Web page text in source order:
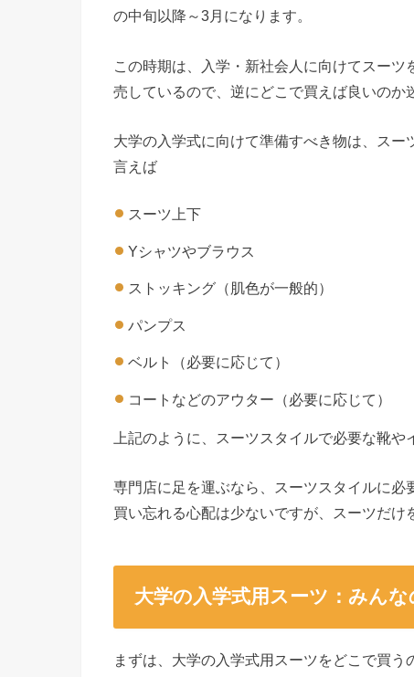
の中旬以降～3月になります。
この時期は、入学・新社会人に向けてスー
売しているので、逆にどこで買えば良いのか
大学の入学式に向けて準備すべき物は、ス
言えば
スーツ上下
Yシャツやブラウス
ストッキング（肌色が一般的）
パンプス
ベルト（必要に応じて）
コートなどのアウター（必要に応じて）
上記のように、スーツスタイルで必要な靴
専門店に足を運ぶなら、スーツスタイルに
買い忘れる心配は少ないですが、スーツだけ
大学の入学式用スーツ：みんな
まずは、大学の入学式用スーツをどこで買う